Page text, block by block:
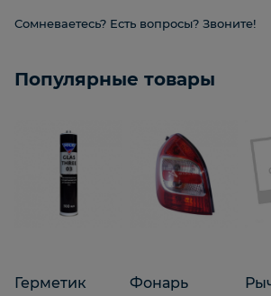
Сомневаетесь? Есть вопросы? Звоните!
Популярные товары
Герметик Фонарь